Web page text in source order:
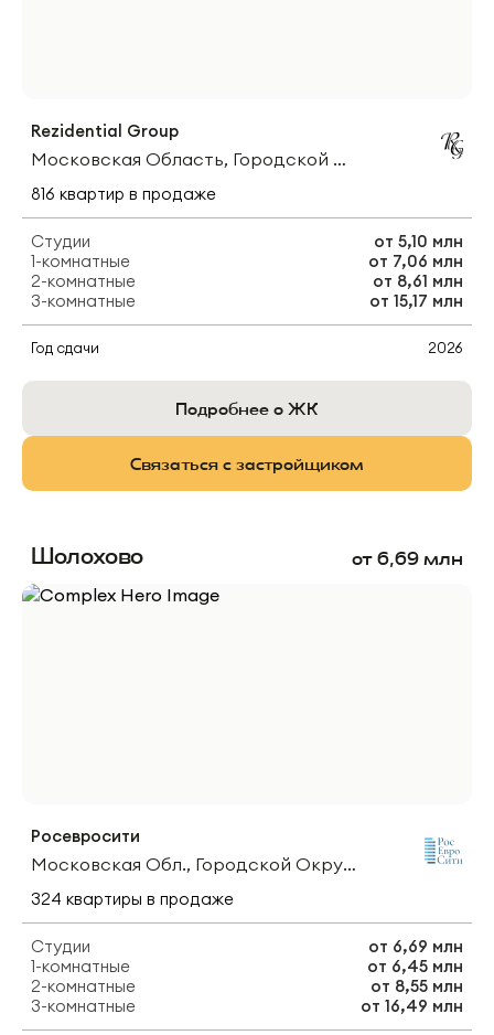
Rezidential Group
Московская Область, Городской Округ Мытищи, Деревня Пирогово, Центральная Улица
816 квартир в продаже
Студии от 5,10 млн
1-комнатные
от 7,06 млн
2-комнатные
от 8,61 млн
3-комнатные
от 15,17 млн
Год сдачи 2026
Подробнее о ЖК
Связаться с застройщиком
Шолохово от 6,69 млн
Росевросити
Московская Обл., Городской Округ Мытищи, Деревня Шолохово
324 квартиры в продаже
Студии от 6,69 млн
1-комнатные
от 6,45 млн
2-комнатные
от 8,55 млн
3-комнатные
от 16,49 млн